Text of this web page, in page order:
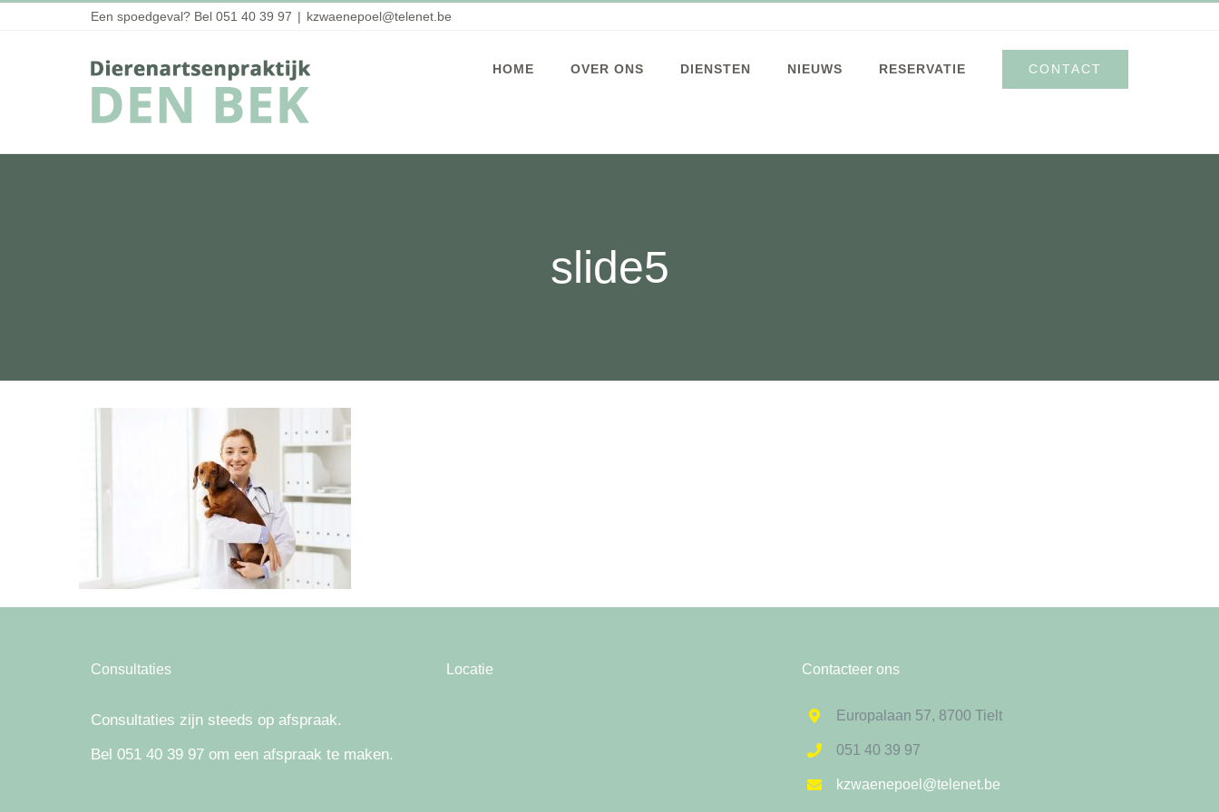
Een spoedgeval? Bel 051 40 39 97 | kzwaenepoel@telenet.be
HOME OVER ONS DIENSTEN NIEUWS RESERVATIE CONTACT
slide5
Consultaties
Consultaties zijn steeds op afspraak.
Bel 051 40 39 97 om een afspraak te maken.
Locatie Contacteer ons
Europalaan 57, 8700 Tielt
051 40 39 97
kzwaenepoel@telenet.be